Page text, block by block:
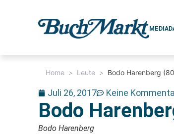
Home > Leute > Bodo Harenberg
Juli 26, 2017 Keine
Bodo
Bodo Harenberg